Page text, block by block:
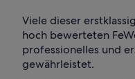
Viele dieser
hoch bewerteten
professionelles und
gewährleistet.